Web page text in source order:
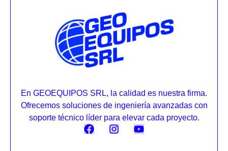
En GEOEQUIPOS SRL, la calidad es nuestra firma.
Ofrecemos soluciones de ingeniería avanzadas con
soporte técnico líder para elevar cada proyecto.